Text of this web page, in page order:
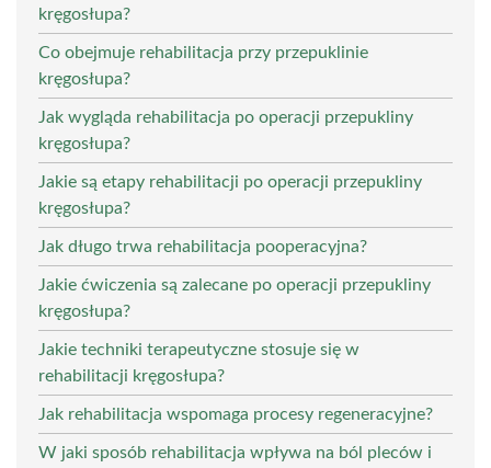
kręgosłupa?
Co obejmuje rehabilitacja przy przepuklinie
kręgosłupa?
Jak wygląda rehabilitacja po operacji przepukliny
kręgosłupa?
Jakie są etapy rehabilitacji po operacji przepukliny
kręgosłupa?
Jak długo trwa rehabilitacja pooperacyjna?
Jakie ćwiczenia są zalecane po operacji przepukliny
kręgosłupa?
Jakie techniki terapeutyczne stosuje się w
rehabilitacji kręgosłupa?
Jak rehabilitacja wspomaga procesy regeneracyjne?
W jaki sposób rehabilitacja wpływa na ból pleców i